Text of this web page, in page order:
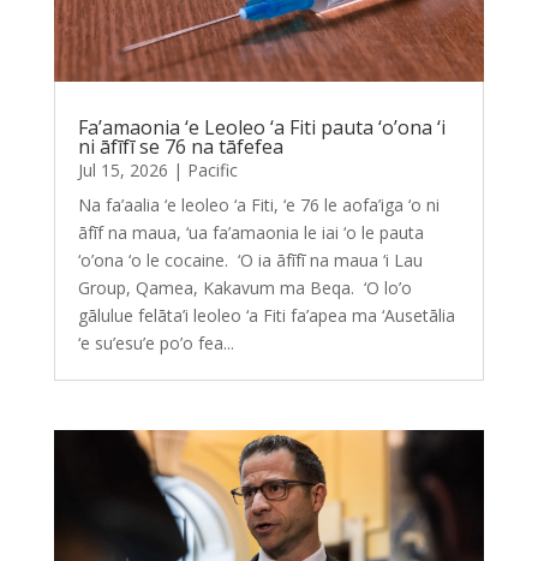
Fa’amaonia ‘e Leoleo ‘a Fiti pauta ‘o’ona ‘i
ni āfīfī se 76 na tāfefea
Jul 15, 2026 | Pacific
Na fa’aalia ‘e leoleo ‘a Fiti, ‘e 76 le aofa’iga ‘o ni
āfīf na maua, ‘ua fa’amaonia le iai ‘o le pauta
‘o’ona ‘o le cocaine. ‘O ia āfīfī na maua ‘i Lau
Group, Qamea, Kakavum ma Beqa. ‘O lo’o
gālulue felāta’i leoleo ‘a Fiti fa’apea ma ‘Ausetālia
‘e su’esu’e po’o fea...